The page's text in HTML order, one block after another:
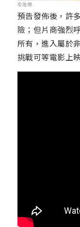
©海樂
預告發佈後，許
險；但片商強烈
所有，進入屬於
挑戰可等電影上